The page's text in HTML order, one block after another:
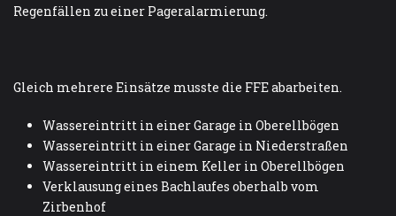
Regenfällen zu einer Pageralarmierung.
Gleich mehrere Einsätze musste die FFE abarbeiten.
Wassereintritt in einer Garage in Oberellbögen
Wassereintritt in einer Garage in Niederstraßen
Wassereintritt in einem Keller in Oberellbögen
Verklausung eines Bachlaufes oberhalb vom
Zirbenhof